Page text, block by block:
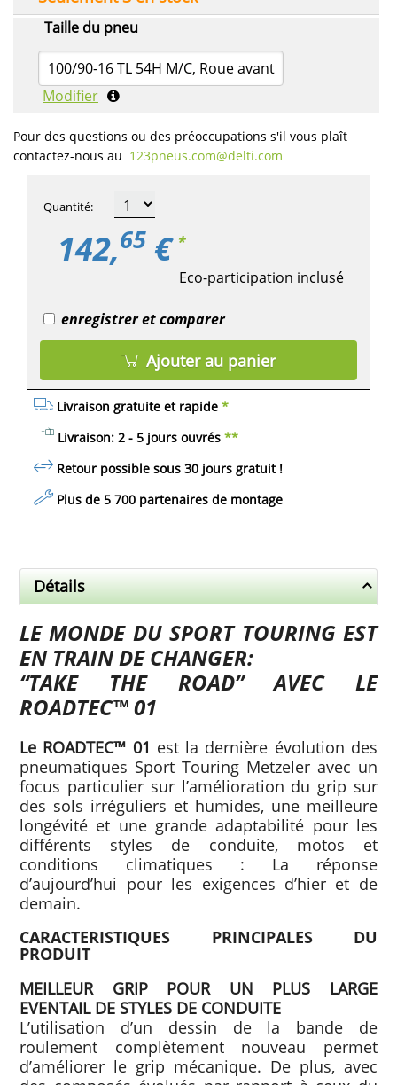
Taille du pneu
100/90-16 TL 54H M/C, Roue avant
Modifier
Pour des questions ou des préoccupations s'il vous plaît
contactez-nous au 123pneus.com​@delti.com
142,65 € *
Eco-participation inclusé
Livraison gratuite et rapide *
Livraison: 2 - 5 jours ouvrés **
Retour possible sous 30 jours gratuit!
Plus de 5 700 partenaires de montage
Quantité:
enregistrer et comparer
Ajouter au panier
Détails
LE MONDE DU SPORT TOURING EST
EN TRAIN DE CHANGER:
“TAKE THE ROAD” AVEC LE
ROADTEC™ 01
Le ROADTEC™ 01 est la dernière évolution des
pneumatiques Sport Touring Metzeler avec un
focus particulier sur l’amélioration du grip sur
des sols irréguliers et humides, une meilleure
longévité et une grande adaptabilité pour les
différents styles de conduite, motos et
conditions climatiques : La réponse
d’aujourd’hui pour les exigences d’hier et de
demain.
CARACTERISTIQUES PRINCIPALES DU
PRODUIT
MEILLEUR GRIP POUR UN PLUS LARGE
EVENTAIL DE STYLES DE CONDUITE
L’utilisation d’un dessin de la bande de
roulement complètement nouveau permet
d’améliorer le grip mécanique. De plus, avec